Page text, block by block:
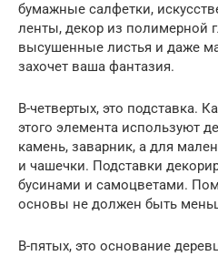
бумажные салфетки,
ленты, декор из полимерной
высушенные листья и даже
захочет ваша фантазия.
В-четвертых, это подставка.
этого элемента используют
камень, заварник, а для
и чашечки. Подставки
бусинами и самоцветами.
основы не должен быть
В-пятых, это основание